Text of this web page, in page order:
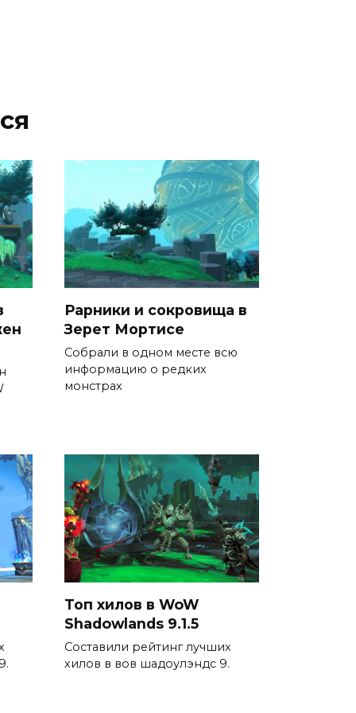
Рарники и сокровища в
Зерет Мортисе
Собрали в одном месте всю
информацию о редких
монстрах
Топ хилов в WoW
Shadowlands 9.1.5
Составили рейтинг лучших
хилов в вов шадоулэндс 9.